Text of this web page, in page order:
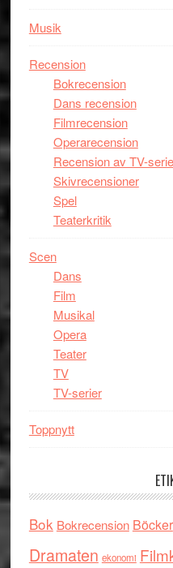
Musik
Recension
Bokrecension
Dans recension
Filmrecension
Operarecension
Recension av TV-
Skivrecensioner
Spel
Teaterkritik
Scen
Dans
Film
Musikal
Opera
Teater
TV
TV-serier
Toppnytt
Bok Bokrecension Böcker
Dramaten ekonomi